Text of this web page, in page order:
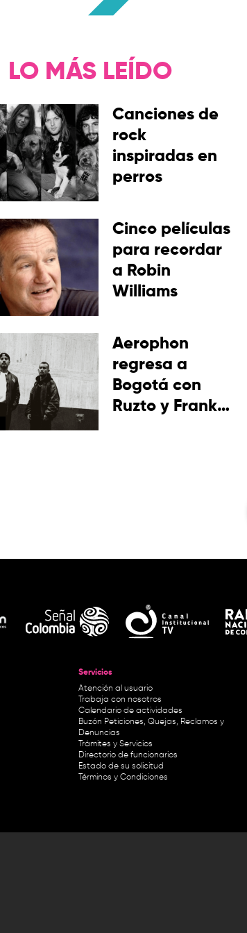
LO MÁS LEÍDO
Canciones de
rock
inspiradas en
perros
Cinco películas
para recordar
a Robin
Williams
Aerophon
regresa a
Bogotá con
Ruzto y Frank
Servicios
Atención al usuario
Trabaja con nosotros
Calendario de actividades
Buzón Peticiones, Quejas, Reclamos y
Denuncias
Trámites y Servicios
Directorio de funcionarios
Estado de su solicitud
Términos y Condiciones